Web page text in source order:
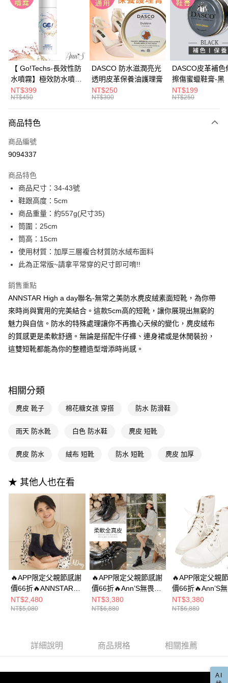
3 期 0 利率 每期 NT$826 21家銀行
合作金庫商業銀行
第一商業銀行
華南商業銀行
彰化商業銀行
上海商業儲蓄銀行
台北富邦商業銀行
國泰世華商業銀行
兆豐國際商業銀行
臺灣中小企業銀行
台中商業銀行
匯豐（台灣）商業銀行
華泰商業銀行
聯邦商業銀行
遠東國際商業銀行
元大商業銀行
台灣樂天信用卡公司
6 期 0 利率 每期 NT$413 21家銀行
合作金庫商業銀行
第一商業銀行
華南商業銀行
彰化商業銀行
上海商業儲蓄銀行
台北富邦商業銀行
國泰世華商業銀行
兆豐國際商業銀行
臺灣中小企業銀行
台中商業銀行
匯豐（台灣）商業銀行
聯邦商業銀行
玉山商業銀行
台灣樂天信用卡公司
超商取貨付款
LINE Pay
Apple Pay
Google Pay
全支付
大哥付你分期
相關說明
【大哥付你分期使用說明】
1.本服務由台灣大哥大提供，台灣大哥大用戶可立即使用無須另外申請。
2.付款方式選擇「大哥付你分期」，訂單成立後會自動跳轉到大哥付的交易
流程，驗證手機門號後，選擇欲分期的期數、繳款截止日，確認付款後即完
成交易。
4.訂單成立30分鐘內，如未前往確認交易或遇審核未通過，訂單將自動取
法說明評估內容。
【繳款方式說明】
醒簡訊。
2.透過簡訊連結打開帳單後，可選擇「超商條碼／台灣大直營門市／銀行轉
帳／街口支付／iPASS MONEY」等通路繳費。
【注意事項】
2.基於同意付款使用「大哥付你分期」之契約關係目的，商店將以您的個人
資料（包含姓名、電話或地址）提供予台灣大哥大進項蒐集、處理及利用，
由本公司與您本人進行分期帳單所需資料之確認、核對及更正。
【關於「AFTEE先享後付」】
AFTEE先享後付是「在收到商品之後才付款」的支付方式。 讓您購物簡單
便利好安心！
２．便利：只要手機號碼，簡訊認證，即可結帳。
３．安心：先確認商品／服務後，再付款。
【「AFTEE先享後付」結帳流程】
結帳頁面，進行簡訊認證並確認金額後，即可完成結帳。
２．訂單成立數日內，您將收到繳費通知簡訊。
３．收到繳費通知簡訊後14天內，點擊此簡訊中的連結，可透過四大超商／
ATM／網路銀行／等多元方式進行付款，方視為交易完成。
※ 交易是否成功請以「AFTEE先享後付 」之結帳頁面顯示為準，若有關於
客戶支援中心」
https://netprotections.freshdesk.com/support/home
【注意事項】
權轉讓予恩沛科技股份有限公司。
３．未成年的使用者請事先徵得法定代理人或監護人之同意方可使用
「AFTEE先享後付」，若未經同意申辦者引起之損失，本公司不負相關責
４．使用「AFTEE先享後付」時，將依據個別帳號之用戶狀況，依本公司即
時審查核予不同之上限額度；若仍有額度不足之情形，本公司將視審查結果
請求用戶進行身份認證。
５．嚴禁一人註冊多個帳號或使用他人資訊註冊。若發現惡意使用之情形，
恩沛科技股份有限公司將有權停止該用戶之使用額度並採取法律行動。
ATM付款
全家付款取貨
每筆NT$100，滿NT$999(含以上)免運費
付款後全家取貨
每筆NT$100，滿NT$999(含以上)免運費
付款後萊爾富取貨
每筆NT$100，滿NT$999(含以上)免運費
付款後7-11取貨
每筆NT$100，滿NT$999(含以上)免運費
國家/地區配送(非順豐配送，勿填寫順豐智能櫃地址) 查看運費
國家/地區配送(限中國大陸地區) 查看運費
【 Go!Techs-長效性防
水噴霧】極效防水噴霧
280ml
NT$399
NT$450
DASCO 防水滋潤亮光
透明皮革保養油護理膏
NT$250
NT$300
DASCO皮革補色
擦傷蜜蠟鞋膏-黑
NT$199
NT$250
商品特色
商品編號
9094337
商品特色
商品尺寸：34-43號
鞋跟高度：5cm
商品重量：約557g(尺寸35)
筒圍：25cm
筒高：15cm
使用材質：加厚三層複合材質防水絨布面料
此為正常版~請拿平常穿的尺寸即可唷!!
銷售重點
ANNSTAR High a day聯名-無常之美防水麂皮絨素面短靴，為你帶
來時尚與實用的完美結合。這款5cm高的短靴，讓你展現出無窮的
魅力與自信。防水的特殊處理讓你不再擔心天候的變化，麂皮絨布
的質感更是柔軟舒適。無論是搭配牛仔褲、連身裙或是休閒裝扮，
這雙短靴都能為你的整體造型增添時尚感。
相關分類
麂皮 靴子 棉花糖女孩 穿搭 防水 防滑鞋
雨天 防水靴 白色 防水鞋 麂皮 短靴
麂皮 防水 絨布 短靴 防水 短靴 麂皮 加厚
★ 其他人也在看
🔥APP限定父親節感謝
價66折🔥ANNSTAR
High a day聯名-無常
之美防水麂皮絨素面短
NT$2,480
NT$5,080
🔥APP限定父親節感謝
價66折🔥Ann’S無畏經
典-帥氣6孔綁帶小羊皮
短靴3.5cm-黑
NT$3,380
NT$6,880
🔥APP限定父親
價66折🔥Ann’S
典-帥氣6孔綁帶
短靴3.5cm-白
NT$3,380
NT$6,880
詳細說明 商品規格 相關推薦
AI